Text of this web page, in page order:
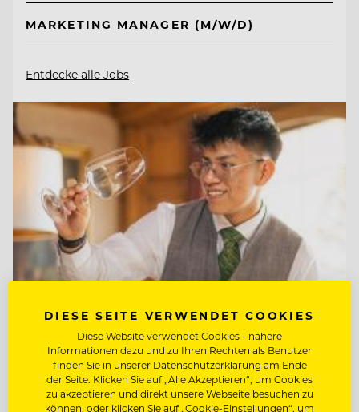
MARKETING MANAGER (M/W/D)
Entdecke alle Jobs
TOP ARBEITGEBER
Interalpen-Hotel Tyrol
DIESE SEITE VERWENDET COOKIES
Diese Website verwendet Cookies - nähere
Informationen dazu und zu Ihren Rechten als Benutzer
finden Sie in unserer Datenschutzerklärung am Ende
der Seite. Klicken Sie auf „Alle Akzeptieren“, um Cookies
zu akzeptieren und direkt unsere Webseite besuchen zu
können, oder klicken Sie auf „Cookie-Einstellungen“, um